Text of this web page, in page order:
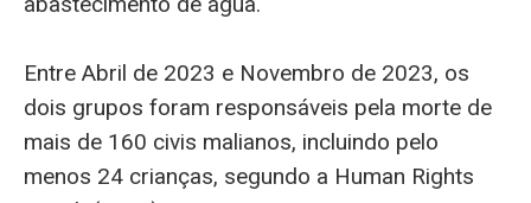
Entre Abril de 2023 e Novembro de 2023, os
dois grupos foram responsáveis pela morte de
mais de 160 civis malianos, incluindo pelo
menos 24 crianças, segundo a Human Rights